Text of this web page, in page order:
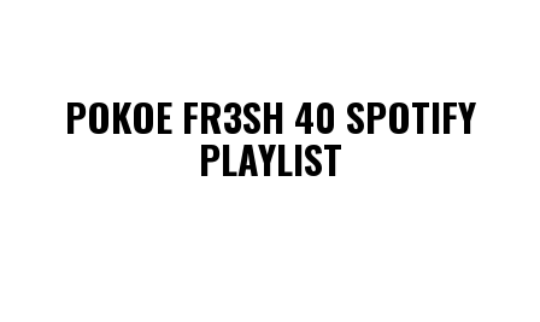
POKOE FR3SH 40 SPOTIFY
PLAYLIST